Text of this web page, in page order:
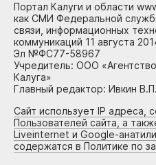
Портал Калуги и области
как СМИ Федеральной
связи, информационных
коммуникаций 11 августа
Эл №ФС77-58967
Учредитель: ООО
Калуга»
Главный редактор: Ивкин В.П.
Сайт использует IP адреса,
Пользователей сайта, а
Liveinternet и Google-
содержатся в Политике по